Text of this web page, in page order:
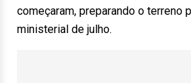
começaram, preparando o terreno
ministerial de julho.